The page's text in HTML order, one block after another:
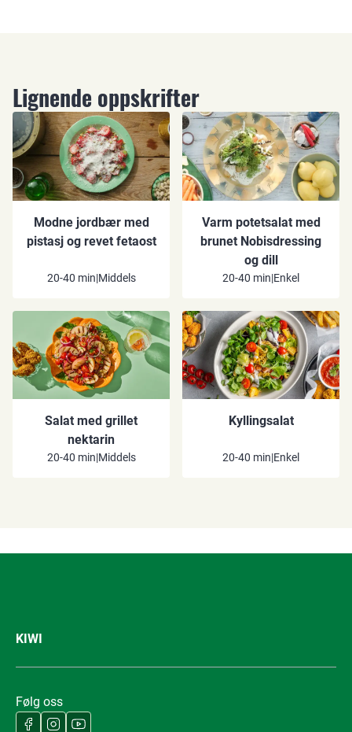
Lignende oppskrifter
Modne jordbær med
pistasj og revet fetaost
20-40 min|Middels
Varm potetsalat med
brunet Nobisdressing
og dill
20-40 min|Enkel
Salat med grillet
nektarin
20-40 min|Middels
Kyllingsalat
20-40 min|Enkel
KIWI
Følg oss